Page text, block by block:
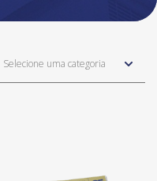
Selecione uma categoria